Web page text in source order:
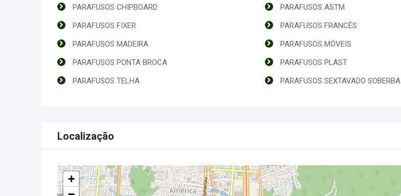
PARAFUSOS CHIPBOARD
PARAFUSOS ASTM
PARAFUSOS FIXER
PARAFUSOS FRANCÊS
PARAFUSOS MADEIRA
PARAFUSOS MÓVEIS
PARAFUSOS PONTA BROCA
PARAFUSOS PLAST
PARAFUSOS TELHA
PARAFUSOS SEXTAVADO SOBERBA
Localização
+